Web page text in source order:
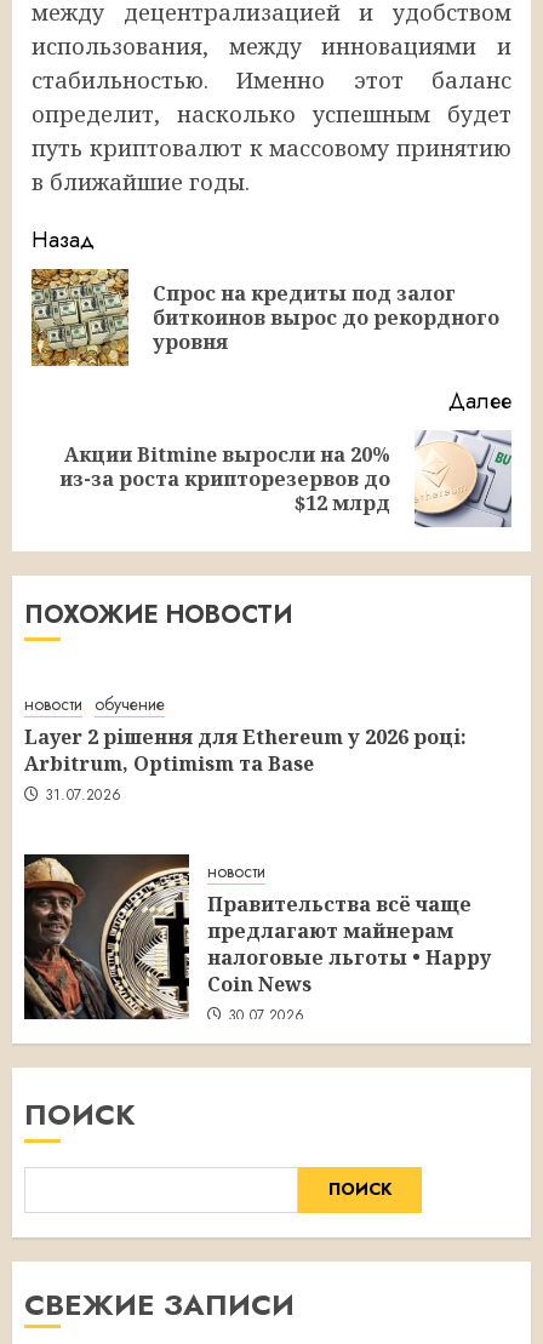
между децентрализацией и удобством
использования, между инновациями и
стабильностью. Именно этот баланс
определит, насколько успешным будет
путь криптовалют к массовому принятию
в ближайшие годы.
Продолжить
чтение
Назад
Спрос на кредиты под залог
биткоинов вырос до рекордного
уровня
Далее
Следующая
Акции Bitmine выросли на 20%
из-за роста крипторезервов до
$12 млрд
ПОХОЖИЕ НОВОСТИ
новости обучение
Layer 2 рішення для Ethereum у 2026 році:
Arbitrum, Optimism та Base
31.07.2026
новости
Правительства всё чаще
предлагают майнерам
налоговые льготы • Happy
Coin News
30.07.2026
ПОИСК
ПОИСК
СВЕЖИЕ ЗАПИСИ